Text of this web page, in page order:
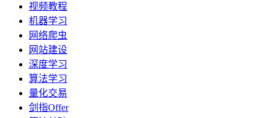
视频教程
机器学习
网络爬虫
网站建设
深度学习
算法学习
量化交易
剑指Offer